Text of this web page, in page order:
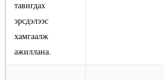
тавигдах
эрсдэлээс
хамгаалж
ажиллана.